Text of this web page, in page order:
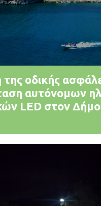
της οδικής
αυτόνομων
LED στον Δήμο